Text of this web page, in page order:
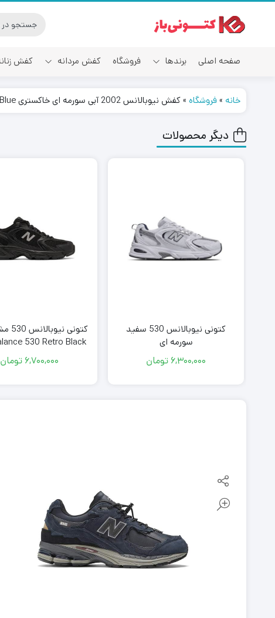
صفحه اصلی برندها
آدیداس
فروشگاه کفش مردانه کفش
خانه »فروشگاه»کفش نیوبالانس 2002 آبی سورمه ای خاکستری New Balance 2002R Protection Pack Eclipse Blue
دیگر محصولات
کتونی نیوبالانس 530 سفید
سورمه ای
6,300,000 تومان
530 Retro Black
6,700,000 تومان